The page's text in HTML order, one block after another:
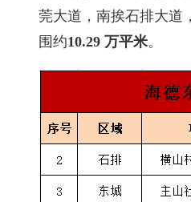
莞大道，南挨石排大道
围约10.29 万平米。